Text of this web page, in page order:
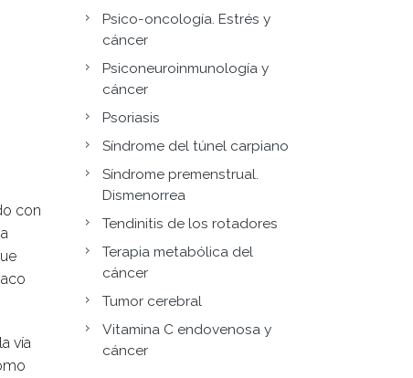
con
vía
Psico-oncología. Estrés y
cáncer
Psiconeuroinmunología y
cáncer
Psoriasis
Síndrome del túnel carpiano
Síndrome premenstrual.
Dismenorrea
Tendinitis de los rotadores
Terapia metabólica del
cáncer
Tumor cerebral
Vitamina C endovenosa y
cáncer